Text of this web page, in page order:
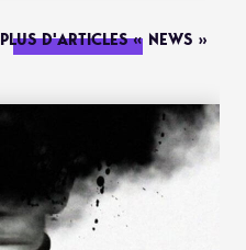
PLUS D'ARTICLES « NEWS »